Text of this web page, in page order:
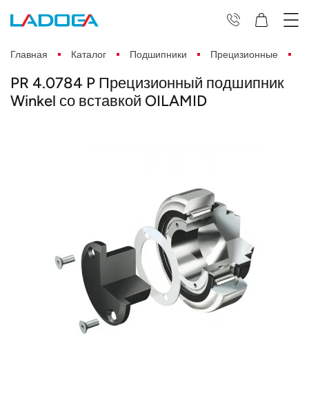
Главная Каталог Подшипники Прецизионные
PR 4.0784 P Прецизионный подшипник
Winkel со вставкой OILAMID